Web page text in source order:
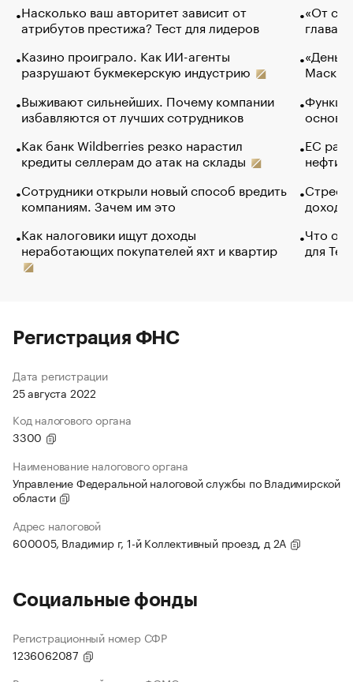
Насколько ваш авторитет зависит от
атрибутов престижа? Тест для лидеров
Казино проиграло. Как ИИ-агенты
разрушают букмекерскую индустрию
Выживают сильнейших. Почему компании
избавляются от лучших сотрудников
Как банк Wildberries резко нарастил
кредиты селлерам до атак на склады
Сотрудники открыли новый способ вредить
компаниям. Зачем им это
Как налоговики ищут доходы
неработающих покупателей яхт и квартир
«От
глава
Маск в
основ
ЕС
нефти
Что
для
Регистрация ФНС
Дата регистрации
25 августа 2022
Код налогового органа
3300
Наименование налогового органа
Управление Федеральной налоговой службы по Владимирской
области
Адрес налоговой
600005, Владимир г, 1-й Коллективный проезд, д 2А
Социальные фонды
Регистрационный номер СФР
1236062087